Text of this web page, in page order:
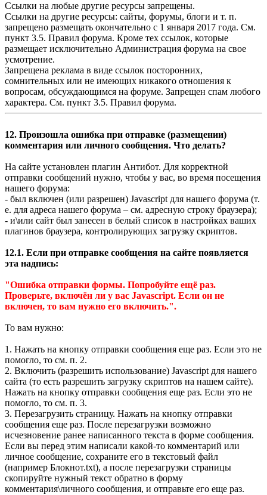
Ссылки на любые другие ресурсы запрещены.
Ссылки на другие ресурсы: сайты, форумы, блоги и т. п.
запрещено размещать окончательно с 1 января 2017 года. См.
пункт 3.5. Правил форума. Кроме тех ссылок, которые
размещает исключительно Администрация форума на свое
усмотрение.
Запрещена реклама в виде ссылок посторонних,
сомнительных или не имеющих никакого отношения к
вопросам, обсуждающимся на форуме. Запрещен спам любого
характера. См. пункт 3.5. Правил форума.
12. Произошла ошибка при отправке (размещении)
комментария или личного сообщения. Что делать?
На сайте установлен плагин Антибот. Для корректной
отправки сообщений нужно, чтобы у вас, во время посещения
нашего форума:
- был включен (или разрешен) Javascript для нашего форума (т.
е. для адреса нашего форума – см. адресную строку браузера);
- и\или сайт был занесен в белый список в настройках ваших
плагинов браузера, контролирующих загрузку скриптов.
12.1. Если при отправке сообщения на сайте появляется
эта надпись:
"Ошибка отправки формы. Попробуйте ещё раз.
Проверьте, включён ли у вас Javascript. Если он не
включен, то вам нужно его включить.".
То вам нужно:
1. Нажать на кнопку отправки сообщения еще раз. Если это не
помогло, то см. п. 2.
2. Включить (разрешить использование) Javascript для нашего
сайта (то есть разрешить загрузку скриптов на нашем сайте).
Нажать на кнопку отправки сообщения еще раз. Если это не
помогло, то см. п. 3.
3. Перезагрузить страницу. Нажать на кнопку отправки
сообщения еще раз. После перезагрузки возможно
исчезновение ранее написанного текста в форме сообщения.
Если вы перед этим написали какой-то комментарий или
личное сообщение, сохраните его в текстовый файл
(например Блокнот.txt), а после перезагрузки страницы
скопируйте нужный текст обратно в форму
комментария\личного сообщения, и отправьте его еще раз.